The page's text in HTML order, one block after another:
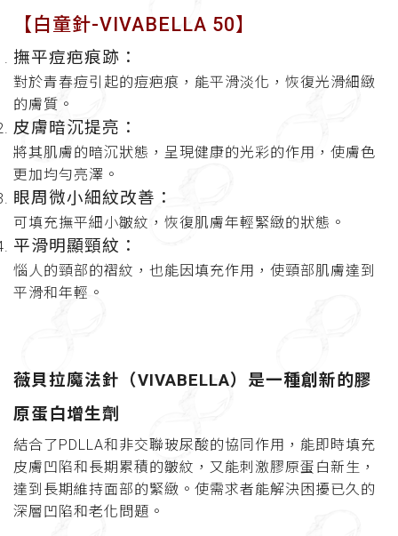
【白童針-VIVABELLA 50】
撫平痘疤痕跡：
對於青春痘引起的痘疤痕，能平滑淡化，恢復光滑細緻
的膚質。
皮膚暗沉提亮：
將其肌膚的暗沉狀態，呈現健康的光彩的作用，使膚色
更加均勻亮澤。
眼周微小細紋改善：
可填充撫平細小皺紋，恢復肌膚年輕緊緻的狀態。
平滑明顯頸紋：
惱人的頸部的褶紋，也能因填充作用，使頸部肌膚達到
平滑和年輕。
薇貝拉魔法針（VIVABELLA）是一種創新的膠
原蛋白增生劑
結合了PDLLA和非交聯玻尿酸的協同作用，能即時填充
皮膚凹陷和長期累積的皺紋，又能刺激膠原蛋白新生，
達到長期維持面部的緊緻。使需求者能解決困擾已久的
深層凹陷和老化問題。